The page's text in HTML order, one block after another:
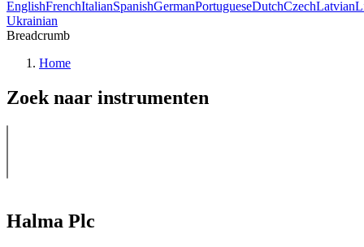
EnglishFrenchItalianSpanishGermanPortugueseDutchCzechLatvian
Ukrainian
Breadcrumb
Home
Zoek naar instrumenten
Halma Plc